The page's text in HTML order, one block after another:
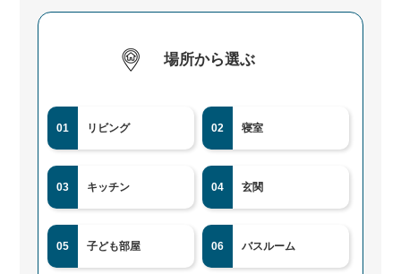
場所から選ぶ
01 リビング 02 寝室
03 キッチン 04 玄関
05 子ども部屋 06 バスルーム